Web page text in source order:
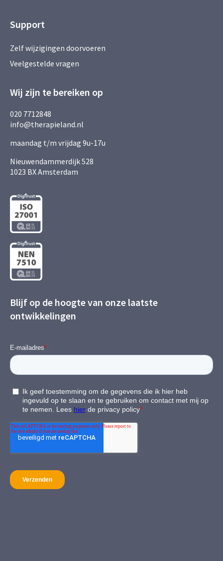
Support
Zelf wijzigingen doorvoeren
Veelgestelde vragen
Wij zijn te bereiken op
020 7712848
info@therapieland.nl
maandag t/m vrijdag 9u-17u
Nieuwendammerdijk 528
1023 BX Amsterdam
Blijf op de hoogte van onze laatste
ontwikkelingen